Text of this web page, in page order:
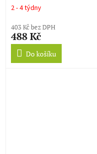
(YELLOW COLORED) (LP)
2 - 4 týdny
403 Kč bez DPH
488 Kč
Do košíku